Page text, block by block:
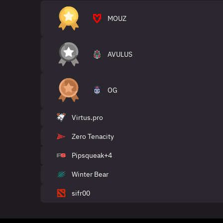
MOUZ
AVULUS
OG
Virtus.pro
Zero Tenacity
Pipsqueak+4
Winter Bear
sifr00